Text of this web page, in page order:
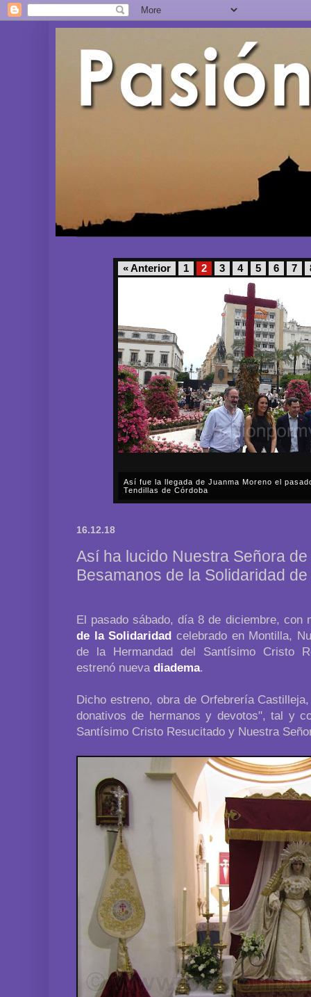
« Anterior 1 2 3 4 5 6 7
Así fue la llegada de Juanma Moreno el
Tendillas de Córdoba
16.12.18
Así ha lucido Nuestra Señora
Besamanos de la Solidaridad
El pasado sábado, día 8 de diciembre, con
de la Solidaridad celebrado en Montilla,
de la Hermandad del Santísimo Cristo
estrenó nueva diadema.
Dicho estreno, obra de Orfebrería
donativos de hermanos y devotos", tal y
Santísimo Cristo Resucitado y Nuestra